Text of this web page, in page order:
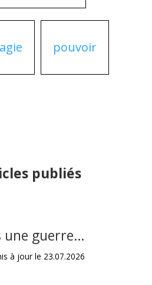
pouvoir
publiés
une guerre…
à jour le 23.07.2026